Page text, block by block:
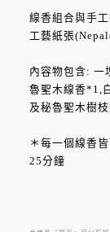
線香組合與手
工藝紙張
內容物包含: 一
魯聖木線香*1,
及秘魯聖木樹
＊每一個線香
25分鐘